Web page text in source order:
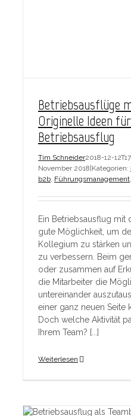
Betriebsausflüge
Originelle Ideen
Betriebsausflug
Tim Schneider2018-12-
November 2018 Kategorien:
b2b, Führungsmanagement,
Ein Betriebsausflug mit
gute Möglichkeit, um
Kollegium zu stärken
zu verbessern. Beim
oder zusammen auf
die Mitarbeiter die
untereinander
einer ganz neuen Seite
Doch welche Aktivität
Ihrem Team? [...]
Weiterlesen